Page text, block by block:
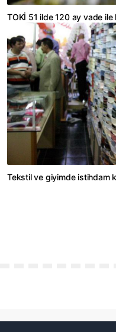
TOKİ 51 ilde 120 ay vade
Tekstil ve giyimde istihdam